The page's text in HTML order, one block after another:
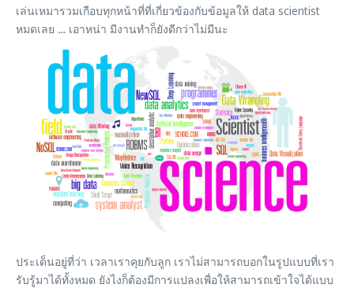
เล่นเหมารวมเกือบทุกหน้าที่ที่เกี่ยวข้องกับข้อมูลให้ data scientist
หมดเลย … เอาหน่า มีงานทำก็ยังดีกว่าไม่มีนะ
ประเด็นอยู่ที่ว่า เวลาเราคุยกับลูก เราไม่สามารถบอกในรูปแบบที่เรา
รับรู้มาได้ทั้งหมด ยังไงก็ต้องมีการแปลงเพื่อให้สามารถเข้าใจได้แบบ